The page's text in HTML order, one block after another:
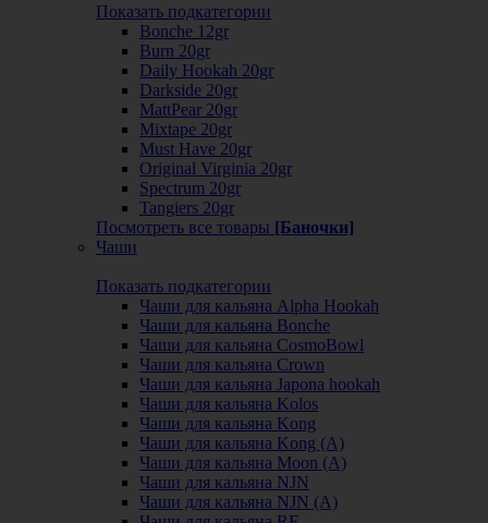
Показать подкатегории
Bonche 12gr
Burn 20gr
Daily Hookah 20gr
Darkside 20gr
MattPear 20gr
Mixtape 20gr
Must Have 20gr
Original Virginia 20gr
Spectrum 20gr
Tangiers 20gr
Посмотреть все товары [Баночки]
Чаши
Показать подкатегории
Чаши для кальяна Alpha Hookah
Чаши для кальяна Bonche
Чаши для кальяна CosmoBowl
Чаши для кальяна Crown
Чаши для кальяна Japona hookah
Чаши для кальяна Kolos
Чаши для кальяна Kong
Чаши для кальяна Kong (A)
Чаши для кальяна Moon (А)
Чаши для кальяна NJN
Чаши для кальяна NJN (А)